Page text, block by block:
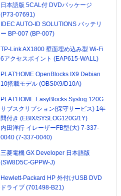
日本語版 5CAL付 DVDパッケージ
(P73-07691)
IDEC AUTO-ID SOLUTIONS バッテリ
ー BP-007 (BP-007)
TP-Link AX1800 壁面埋め込み型 Wi-Fi
6アクセスポイント (EAP615-WALL)
PLAT'HOME OpenBlocks IX9 Debian
10搭載モデル (OBSIX9/D10A)
PLAT'HOME EasyBlocks Syslog 120G
サブスクリプション(保守サービス) 1年
間付き (EBIX/SYSLOG120G/1Y)
内田洋行 イレーザーFB型(大) 7-337-
0040 (7-337-0040)
三菱電機 GX Developer 日本語版
(SW8D5C-GPPW-J)
Hewlett-Packard HP 外付けUSB DVD
ドライブ (701498-B21)